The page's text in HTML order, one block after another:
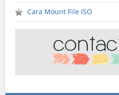
Cara Mount File ISO